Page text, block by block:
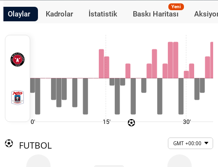
Olaylar Kadrolar İstatistik Baskı Haritası
Yeni
0' 15' 30'
FUTBOL GMT +00:00